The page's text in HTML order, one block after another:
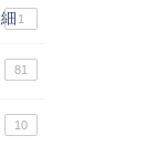
1
81
10